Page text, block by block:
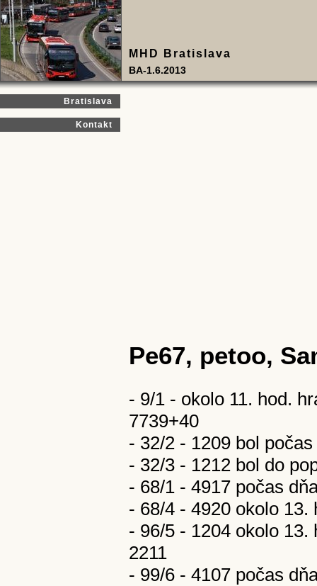
MHD Bratislava
BA-1.6.2013
Bratislava
Kontakt
Pe67, petoo,
- 9/1 - okolo 11. hod.
7739+40
- 32/2 - 1209 bol
- 32/3 - 1212 bol do
- 68/1 - 4917 počas
- 68/4 - 4920 okolo 13.
- 96/5 - 1204 okolo
2211
- 99/6 - 4107 počas